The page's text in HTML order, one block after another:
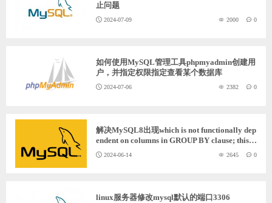
止问题
2024-07-09 2000 0
如何使用MySQL管理工具phpmyadmin创建用
户，并指定权限指定查看某个数据库
2024-07-06 2382 0
解决MySQL8出现which is not functionally dep
endent on columns in GROUP BY clause; this is
incompatible with sql_mode=only_full_group_
2024-06-14 2645 0
linux服务器修改mysql默认的端口3306